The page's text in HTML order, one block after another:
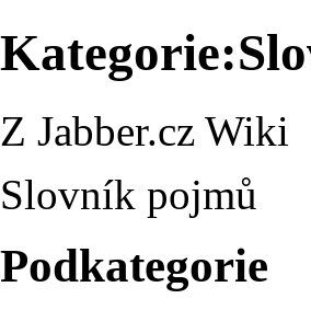
Z Jabber.cz Wiki
Slovník pojmů
Podkategorie